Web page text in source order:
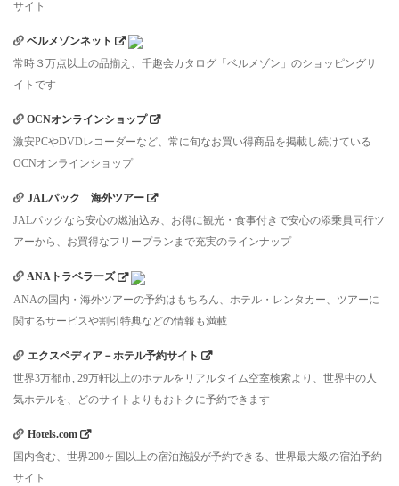
サイト
ベルメゾンネット
常時３万点以上の品揃え、千趣会カタログ「ベルメゾン」のショッピングサ
イトです
OCNオンラインショップ
激安PCやDVDレコーダーなど、常に旬なお買い得商品を掲載し続けている
OCNオンラインショップ
JALパック 海外ツアー
JALパックなら安心の燃油込み、お得に観光・食事付きで安心の添乗員同行ツ
アーから、お買得なフリープランまで充実のラインナップ
ANAトラベラーズ
ANAの国内・海外ツアーの予約はもちろん、ホテル・レンタカー、ツアーに
関するサービスや割引特典などの情報も満載
エクスペディア－ホテル予約サイト
世界3万都市, 29万軒以上のホテルをリアルタイム空室検索より、世界中の人
気ホテルを、どのサイトよりもおトクに予約できます
Hotels.com
国内含む、世界200ヶ国以上の宿泊施設が予約できる、世界最大級の宿泊予約
サイト